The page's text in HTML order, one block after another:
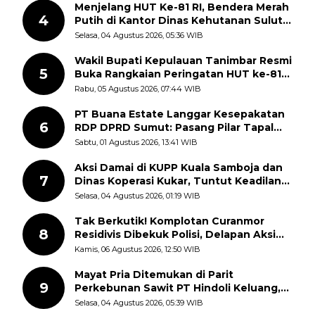
4
Menjelang HUT Ke-81 RI, Bendera Merah
Putih di Kantor Dinas Kehutanan Sulut
Disorot Warga
Selasa, 04 Agustus 2026, 05:36 WIB
5
Wakil Bupati Kepulauan Tanimbar Resmi
Buka Rangkaian Peringatan HUT ke-81
Kemerdekaan RI, ASN Diajak Perkuat
Rabu, 05 Agustus 2026, 07:44 WIB
6
PT Buana Estate Langgar Kesepakatan
RDP DPRD Sumut: Pasang Pilar Tapal
Batas Sepihak Tanpa Libatkan
Sabtu, 01 Agustus 2026, 13:41 WIB
7
Aksi Damai di KUPP Kuala Samboja dan
Dinas Koperasi Kukar, Tuntut Keadilan
dan Kesempatan Kerja yang Adil
Selasa, 04 Agustus 2026, 01:19 WIB
8
Tak Berkutik! Komplotan Curanmor
Residivis Dibekuk Polisi, Delapan Aksi
Curanmor Di Candipuro Terungkap
Kamis, 06 Agustus 2026, 12:50 WIB
9
Mayat Pria Ditemukan di Parit
Perkebunan Sawit PT Hindoli Keluang,
Polisi Selidiki Penyebab Kematian
Selasa, 04 Agustus 2026, 05:39 WIB